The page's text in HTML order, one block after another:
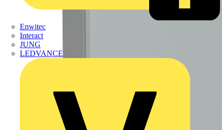
Enwitec
Interact
JUNG
LEDVANCE